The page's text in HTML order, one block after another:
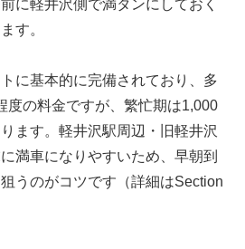
に軽井沢側で満タンにしておく
す。
に基本的に完備されており、多
度の料金ですが、繁忙期は1,000
ます。軽井沢駅周辺・旧軽井沢
満車になりやすいため、早朝到
うのがコツです（詳細はSection